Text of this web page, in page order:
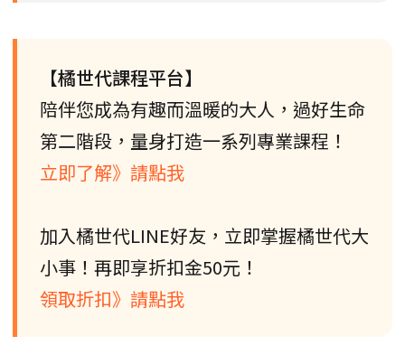
【橘世代課程平台】
陪伴您成為有趣而溫暖的大人，過好生命
第二階段，量身打造一系列專業課程！
立即了解》請點我
加入橘世代LINE好友，立即掌握橘世代大
小事！再即享折扣金50元！
領取折扣》請點我